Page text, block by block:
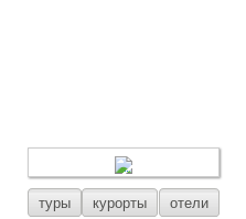
туры курорты отели